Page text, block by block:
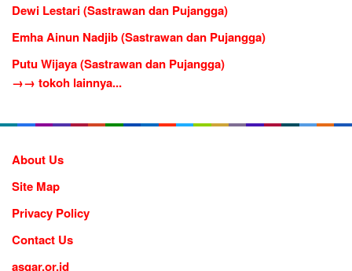
Dewi Lestari (Sastrawan dan Pujangga)
Emha Ainun Nadjib (Sastrawan dan Pujangga)
Putu Wijaya (Sastrawan dan Pujangga)
→→ tokoh lainnya...
About Us
Site Map
Privacy Policy
Contact Us
asgar.or.id